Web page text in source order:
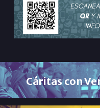
Cáritas con